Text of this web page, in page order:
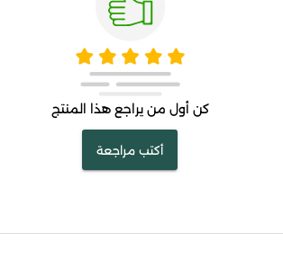
كن أول من يراجع هذا المنتج
أكتب مراجعة